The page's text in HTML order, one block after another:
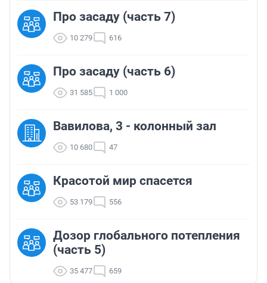
Про засаду (часть 7)
10 279 616
Про засаду (часть 6)
31 585 1 000
Вавилова, 3 - колонный зал
10 680 47
Красотой мир спасется
53 179 556
Дозор глобального потепления
(часть 5)
35 477 659